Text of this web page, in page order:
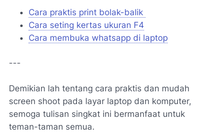
Cara praktis print bolak-balik
Cara seting kertas ukuran F4
Cara membuka whatsapp di laptop
---
Demikian lah tentang cara praktis dan mudah
screen shoot pada layar laptop dan komputer,
semoga tulisan singkat ini bermanfaat untuk
teman-taman semua.